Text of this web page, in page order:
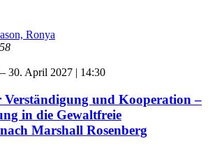
Ronya
– 30. April 2027 | 14:30
und Kooperation –
in die Gewaltfreie
Marshall Rosenberg